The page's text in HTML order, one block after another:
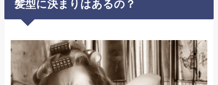
髪型に決まりはあるの？